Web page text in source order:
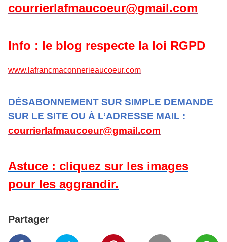
courrierlafmaucoeur@gmail.com
Info : le blog respecte la loi RGPD
www.lafrancmaconnerieaucoeur.com
DÉSABONNEMENT SUR SIMPLE DEMANDE
SUR LE SITE OU À L’ADRESSE MAIL :
courrierlafmaucoeur@gmail.com
Astuce : cliquez sur les images
pour les aggrandir.
Partager